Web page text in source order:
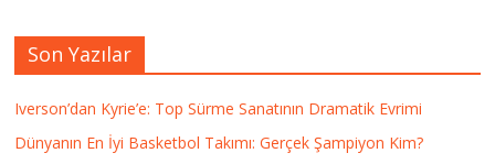
Son Yazılar
Iverson’dan Kyrie’e: Top Sürme Sanatının Dramatik Evrimi
Dünyanın En İyi Basketbol Takımı: Gerçek Şampiyon Kim?